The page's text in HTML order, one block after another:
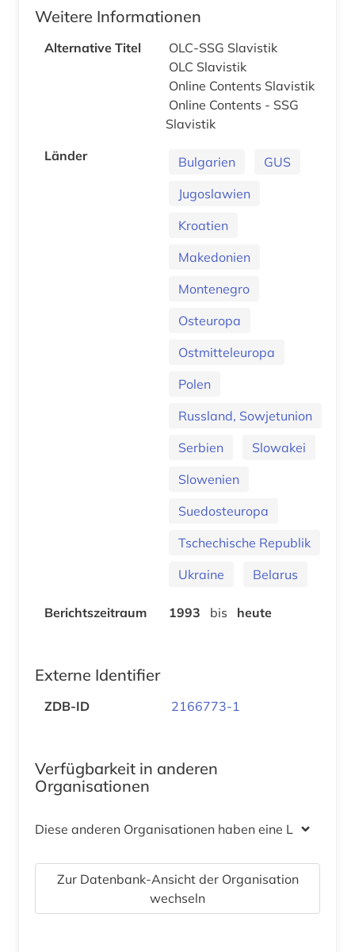
Weitere Informationen
Alternative Titel
OLC-SSG Slavistik
OLC Slavistik
Online Contents Slavistik
Online Contents - SSG
Slavistik
Länder
Bulgarien
GUS
Jugoslawien
Kroatien
Makedonien
Montenegro
Osteuropa
Ostmitteleuropa
Polen
Russland, Sowjetunion
Serbien
Slowakei
Slowenien
Suedosteuropa
Tschechische Republik
Ukraine
Belarus
Berichtszeitraum 1993 bis heute
Externe Identifier
ZDB-ID 2166773-1
Verfügbarkeit in anderen
Organisationen
Diese anderen Organisationen haben eine Lizenz
Zur Datenbank-Ansicht der Organisation
wechseln